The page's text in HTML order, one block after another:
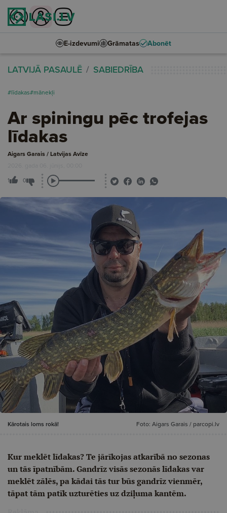
E-izdevumi Grāmatas Abonēt
LATVIJĀ PASAULĒ SABIEDRĪBA
#līdakas#mānekļi
Ar spiningu pēc trofejas
līdakas
Aigars Garais / Latvijas Avīze
2026. gada 06. jūnijs, 00:00
1 0
Kārotais loms rokā! Foto: Aigars Garais / parcopi.lv
Kur meklēt līdakas? Te jārīkojas atkarībā no sezonas
un tās īpatnībām. Gandrīz visās sezonās līdakas var
meklēt zālēs, pa kādai tās tur būs gandrīz vienmēr,
tāpat tām patīk uzturēties uz dziļuma kantēm.